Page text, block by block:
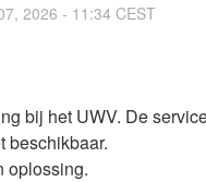
, 2026 - 11:34CEST
bij het UWV. De
beschikbaar.
oplossing.